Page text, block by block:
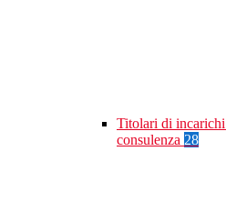
Titolari di
consulenza 28